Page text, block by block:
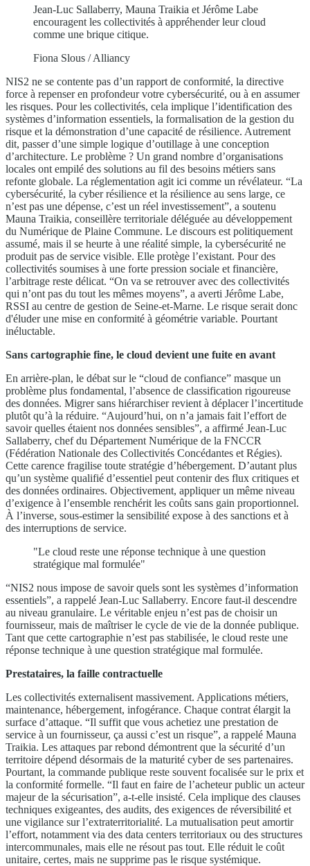
Jean-Luc Sallaberry, Mauna Traikia et Jérôme Labe
encouragent les collectivités à appréhender leur cloud
comme une brique citique.
Fiona Slous / Alliancy
NIS2 ne se contente pas d’un rapport de conformité, la directive
force à repenser en profondeur votre cybersécurité, ou à en assumer
les risques. Pour les collectivités, cela implique l’identification des
systèmes d’information essentiels, la formalisation de la gestion du
risque et la démonstration d’une capacité de résilience. Autrement
dit, passer d’une simple logique d’outillage à une conception
d’architecture. Le problème ? Un grand nombre d’organisations
locales ont empilé des solutions au fil des besoins métiers sans
refonte globale. La réglementation agit ici comme un révélateur. “La
cybersécurité, la cyber résilience et la résilience au sens large, ce
n’est pas une dépense, c’est un réel investissement”, a soutenu
Mauna Traikia, conseillère territoriale déléguée au développement
du Numérique de Plaine Commune. Le discours est politiquement
assumé, mais il se heurte à une réalité simple, la cybersécurité ne
produit pas de service visible. Elle protège l’existant. Pour des
collectivités soumises à une forte pression sociale et financière,
l’arbitrage reste délicat. “On va se retrouver avec des collectivités
qui n’ont pas du tout les mêmes moyens”, a averti Jérôme Labe,
RSSI au centre de gestion de Seine-et-Marne. Le risque serait donc
d'éluder une mise en conformité à géométrie variable. Pourtant
inéluctable.
Sans cartographie fine, le cloud devient une fuite en avant
En arrière-plan, le débat sur le “cloud de confiance” masque un
problème plus fondamental, l’absence de classification rigoureuse
des données. Migrer sans hiérarchiser revient à déplacer l’incertitude
plutôt qu’à la réduire. “Aujourd’hui, on n’a jamais fait l’effort de
savoir quelles étaient nos données sensibles”, a affirmé Jean-Luc
Sallaberry, chef du Département Numérique de la FNCCR
(Fédération Nationale des Collectivités Concédantes et Régies).
Cette carence fragilise toute stratégie d’hébergement. D’autant plus
qu’un système qualifié d’essentiel peut contenir des flux critiques et
des données ordinaires. Objectivement, appliquer un même niveau
d’exigence à l’ensemble renchérit les coûts sans gain proportionnel.
À l’inverse, sous-estimer la sensibilité expose à des sanctions et à
des interruptions de service.
"Le cloud reste une réponse technique à une question
stratégique mal formulée"
“NIS2 nous impose de savoir quels sont les systèmes d’information
essentiels”, a rappelé Jean-Luc Sallaberry. Encore faut-il descendre
au niveau granulaire. Le véritable enjeu n’est pas de choisir un
fournisseur, mais de maîtriser le cycle de vie de la donnée publique.
Tant que cette cartographie n’est pas stabilisée, le cloud reste une
réponse technique à une question stratégique mal formulée.
Prestataires, la faille contractuelle
Les collectivités externalisent massivement. Applications métiers,
maintenance, hébergement, infogérance. Chaque contrat élargit la
surface d’attaque. “Il suffit que vous achetiez une prestation de
service à un fournisseur, ça aussi c’est un risque”, a rappelé Mauna
Traikia. Les attaques par rebond démontrent que la sécurité d’un
territoire dépend désormais de la maturité cyber de ses partenaires.
Pourtant, la commande publique reste souvent focalisée sur le prix et
la conformité formelle. “Il faut en faire de l’acheteur public un acteur
majeur de la sécurisation”, a-t-elle insisté. Cela implique des clauses
techniques exigeantes, des audits, des exigences de réversibilité et
une vigilance sur l’extraterritorialité. La mutualisation peut amortir
l’effort, notamment via des data centers territoriaux ou des structures
intercommunales, mais elle ne résout pas tout. Elle réduit le coût
unitaire, certes, mais ne supprime pas le risque systémique.